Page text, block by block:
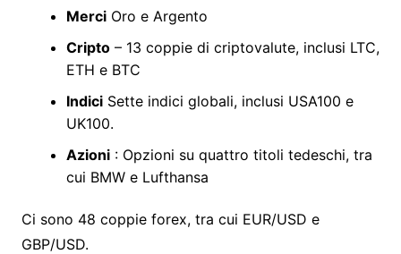
MerciOro e Argento
Cripto– 13 coppie di criptovalute, inclusi LTC,
ETH e BTC
IndiciSette indici globali, inclusi USA100 e
UK100.
Azioni: Opzioni su quattro titoli tedeschi, tra
cui BMW e Lufthansa
Ci sono 48 coppie forex, tra cui EUR/USD e
GBP/USD.